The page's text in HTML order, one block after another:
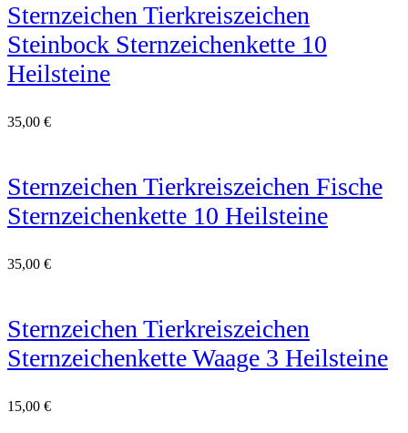
Sternzeichen Tierkreiszeichen
Steinbock Sternzeichenkette 10
Heilsteine
35,00 €
Sternzeichen Tierkreiszeichen Fische
Sternzeichenkette 10 Heilsteine
35,00 €
Sternzeichen Tierkreiszeichen
Sternzeichenkette Waage 3 Heilsteine
15,00 €